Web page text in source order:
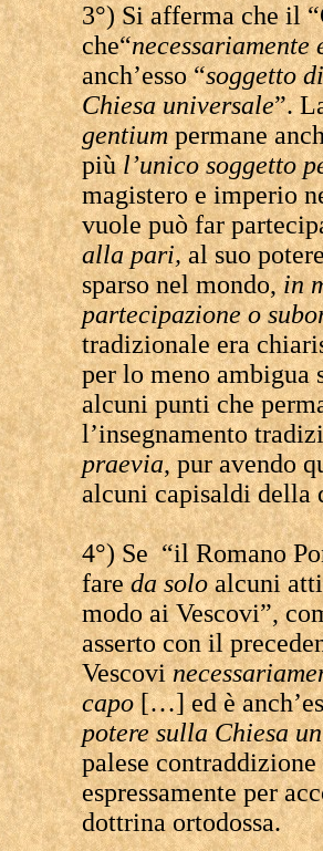
3°) Si afferma che il
che“necessariamente
anch’esso “soggetto
Chiesa universale”.
gentiumpermane
piùl’unico soggetto
magistero e imperio
vuole può far
alla pari,al suo
sparso nel mondo,in
partecipazione o
tradizionale era
per lo meno ambigua
alcuni punti che
l’insegnamento
praevia, pur avendo
alcuni capisaldi della
4°) Se “il Romano
fareda soloalcuni
modo ai Vescovi”,
asserto con il
Vescovi
capo[…] ed è
potere sulla Chiesa
palese contraddizione
espressamente per
dottrina ortodossa.